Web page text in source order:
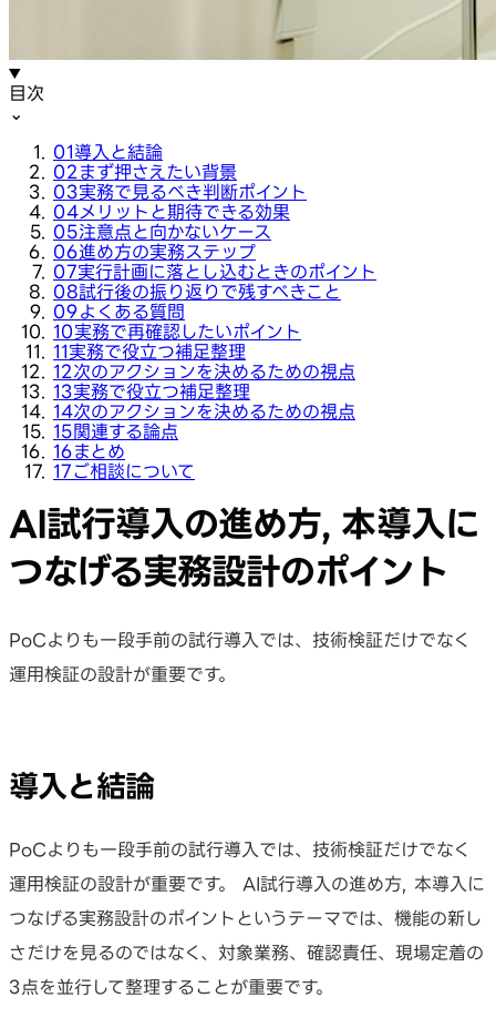
目次
⌄
01導入と結論
02 まず押さえたい背景
03実務で見るべき判断ポイント
04メリットと期待できる効果
05注意点と向かないケース
06進め方の実務ステップ
07実行計画に落とし込むときのポイント
08試行後の振り返りで残すべきこと
09よくある質問
10実務で再確認したいポイント
11実務で役立つ補足整理
12次のアクションを決めるための視点
13実務で役立つ補足整理
14次のアクションを決めるための視点
15関連する論点
16まとめ
17ご相談について
AI試行導入の進め方, 本導入に
つなげる実務設計のポイント
PoCよりも一段手前の試行導入では、技術検証だけでなく
運用検証の設計が重要です。
導入と結論
PoCよりも一段手前の試行導入では、技術検証だけでなく
運用検証の設計が重要です。 AI試行導入の進め方, 本導入に
つなげる実務設計のポイントというテーマでは、機能の新し
さだけを見るのではなく、対象業務、確認責任、現場定着の
3点を並行して整理することが重要です。